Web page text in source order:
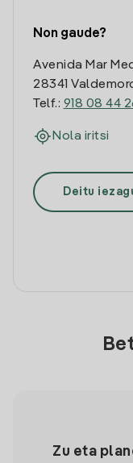
Non gaude?
Avenida Mar
28341
Telf.: 918 08 44
Nola iritsi
Deitu
Zu eta